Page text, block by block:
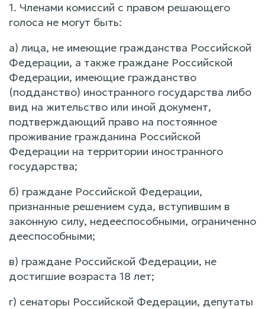
1. Членами комиссий с правом решающего
голоса не могут быть:
а) лица, не имеющие гражданства Российской
Федерации, а также граждане Российской
Федерации, имеющие гражданство
(подданство) иностранного государства либо
вид на жительство или иной документ,
подтверждающий право на постоянное
проживание гражданина Российской
Федерации на территории иностранного
государства;
б) граждане Российской Федерации,
признанные решением суда, вступившим в
законную силу, недееспособными, ограниченно
дееспособными;
в) граждане Российской Федерации, не
достигшие возраста 18 лет;
г) сенаторы Российской Федерации, депутаты